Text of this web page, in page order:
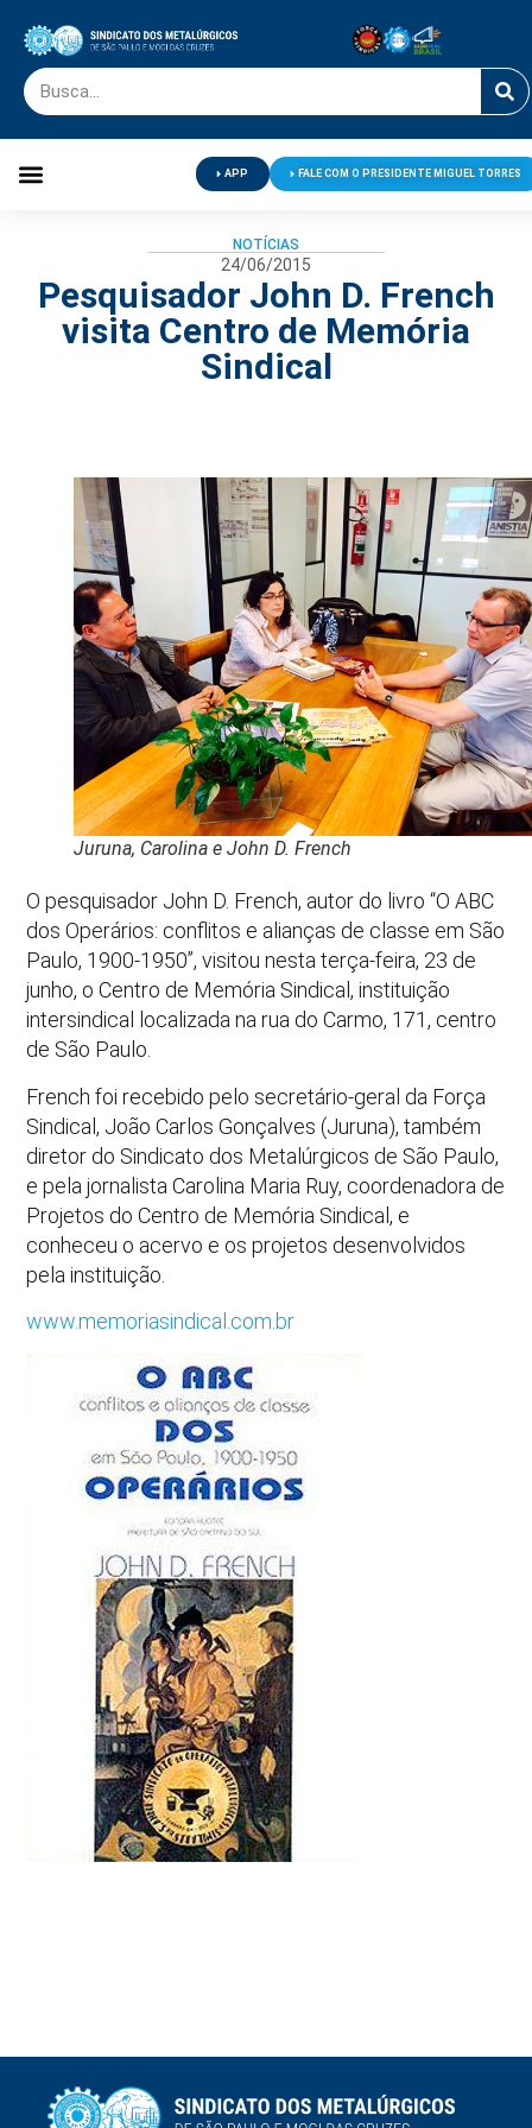
APP FALE COM O PRESIDENTE MIGUEL TORRES
NOTÍCIAS
24/06/2015
Pesquisador John D. French
visita Centro de Memória
Sindical
Juruna, Carolina e John D. French
O pesquisador John D. French, autor do livro “O ABC
dos Operários: conflitos e alianças de classe em São
Paulo, 1900-1950”, visitou nesta terça-feira, 23 de
junho, o Centro de Memória Sindical, instituição
intersindical localizada na rua do Carmo, 171, centro
de São Paulo.
French foi recebido pelo secretário-geral da Força
Sindical, João Carlos Gonçalves (Juruna), também
diretor do Sindicato dos Metalúrgicos de São Paulo,
e pela jornalista Carolina Maria Ruy, coordenadora de
Projetos do Centro de Memória Sindical, e
conheceu o acervo e os projetos desenvolvidos
pela instituição.
www.memoriasindical.com.br